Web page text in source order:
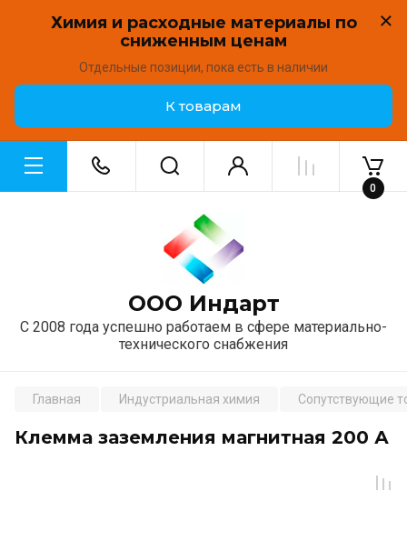
Химия и расходные материалы по
сниженным ценам
Отдельные позиции, пока есть в наличии
К товарам
ООО Индарт
С 2008 года успешно работаем в сфере материально-
технического снабжения
0
Главная Индустриальная химия Сопутствующие
Клемма заземления магнитная 200 А